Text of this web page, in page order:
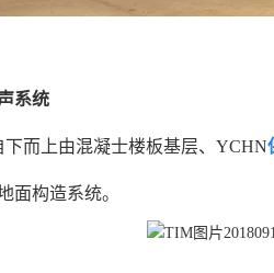
系统
而上由混凝士楼板基层、YCHN
面构造系统。